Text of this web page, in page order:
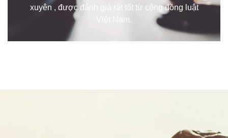
xuyên , được đánh giá rất tốt từ cộng đồng luật
Việt Nam.